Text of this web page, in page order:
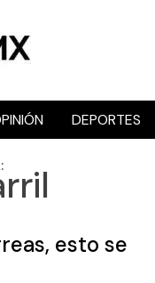
DEPORTES
esto se